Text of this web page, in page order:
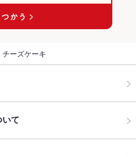
チーズケーキ
て